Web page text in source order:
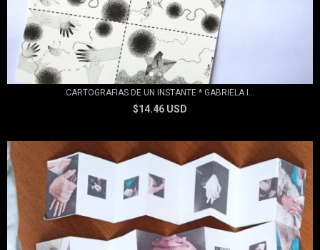
CARTOGRAFÍAS DE UN INSTANTE * GABRIELA I...
$14.46 USD